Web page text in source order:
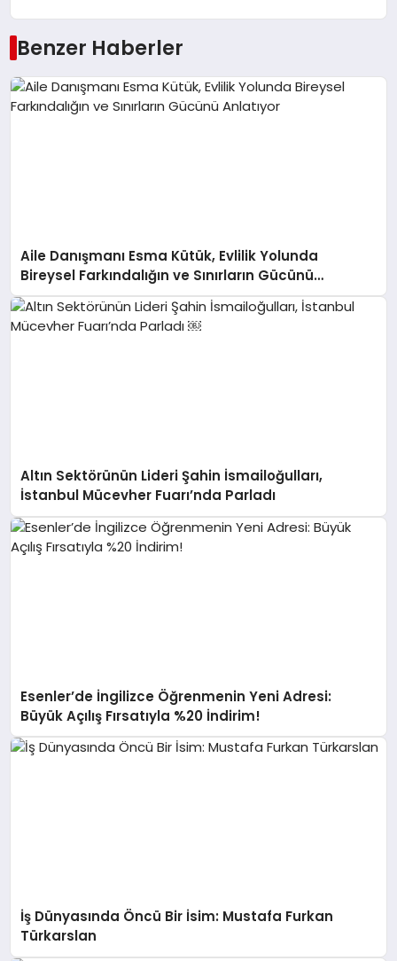
Benzer Haberler
Aile Danışmanı Esma Kütük, Evlilik Yolunda
Bireysel Farkındalığın ve Sınırların Gücünü
Anlatıyor
Altın Sektörünün Lideri Şahin İsmailoğulları,
İstanbul Mücevher Fuarı’nda Parladı ￼
Esenler’de İngilizce Öğrenmenin Yeni Adresi:
Büyük Açılış Fırsatıyla %20 İndirim!
İş Dünyasında Öncü Bir İsim: Mustafa Furkan
Türkarslan